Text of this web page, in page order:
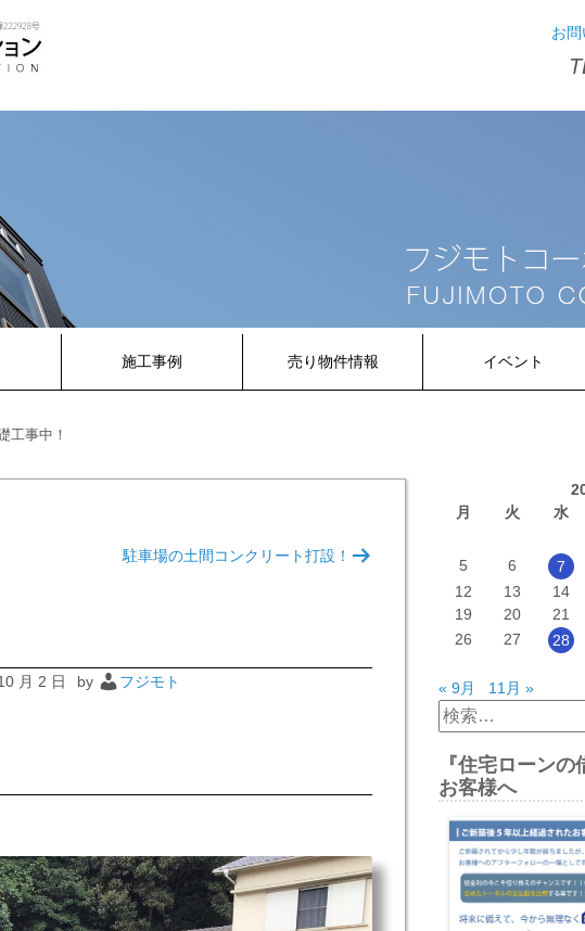
お
施工事例 売り物件情報 イベント
工事中！
駐車場の土間コンクリート打設！
月 2 日 by フジモト
月
火 水
5
6 7
12
13 14
19
20 21
26
27 28
« 9月
11月 »
検
索:
『住宅ローン
お客様へ